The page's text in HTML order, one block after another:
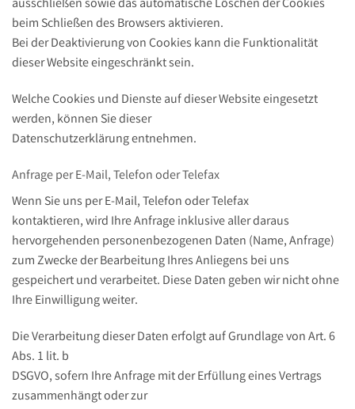
ausschließen sowie das automatische Löschen der Cookies
beim Schließen des Browsers aktivieren.
Bei der Deaktivierung von Cookies kann die Funktionalität
dieser Website eingeschränkt sein.
Welche Cookies und Dienste auf dieser Website eingesetzt
werden, können Sie dieser
Datenschutzerklärung entnehmen.
Anfrage per E-Mail, Telefon oder Telefax
Wenn Sie uns per E-Mail, Telefon oder Telefax
kontaktieren, wird Ihre Anfrage inklusive aller daraus
hervorgehenden personenbezogenen Daten (Name, Anfrage)
zum Zwecke der Bearbeitung Ihres Anliegens bei uns
gespeichert und verarbeitet. Diese Daten geben wir nicht ohne
Ihre Einwilligung weiter.
Die Verarbeitung dieser Daten erfolgt auf Grundlage von Art. 6
Abs. 1 lit. b
DSGVO, sofern Ihre Anfrage mit der Erfüllung eines Vertrags
zusammenhängt oder zur